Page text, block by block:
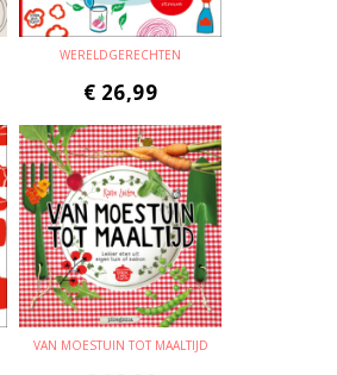
WERELDGERECHTEN
€ 26,99
VAN MOESTUIN TOT MAALTIJD